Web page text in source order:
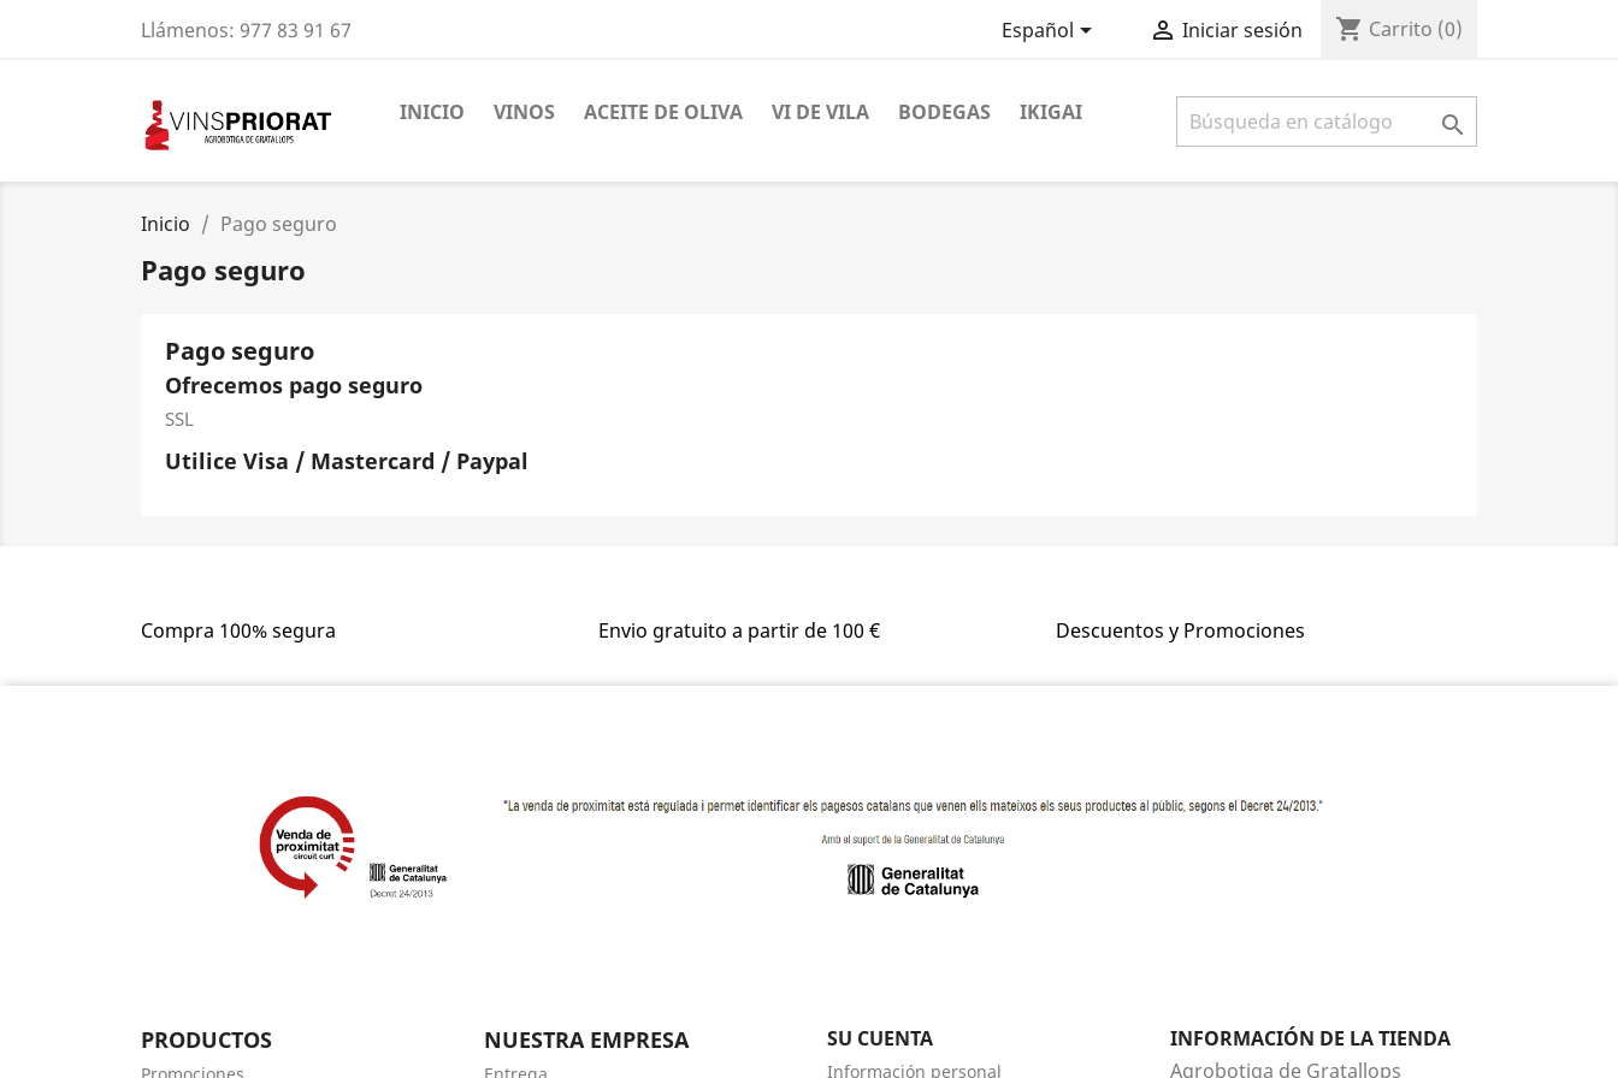
Llámenos: 977 83 91 67 Español  Iniciar sesión shopping_cart Carrito (0)

INICIO VINOS ACEITE DE OLIVA VI DE VILA BODEGAS IKIGAI
Inicio Pago seguro
Pago seguro
Pago seguro
Ofrecemos pago seguro
SSL
Utilice Visa / Mastercard / Paypal
Compra 100% segura Envio gratuito a partir de 100 € Descuentos y Promociones
PRODUCTOS NUESTRA EMPRESA SU CUENTA
Información personal
INFORMACIÓN DE LA TIENDA
Agrobotiga de Gratallops